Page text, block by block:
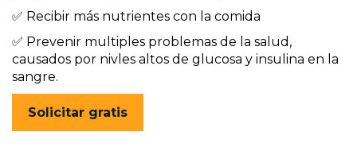
✅ Recibir más nutrientes con la comida
✅ Prevenir multiples problemas de la salud,
causados por nivles altos de glucosa y insulina en la
sangre.
Solicitar gratis